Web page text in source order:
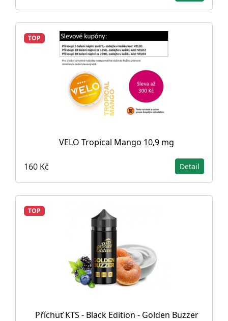
TOP
VELO Tropical Mango 10,9 mg
160 Kč Detail
TOP
Příchuť KTS - Black Edition - Golden Buzzer